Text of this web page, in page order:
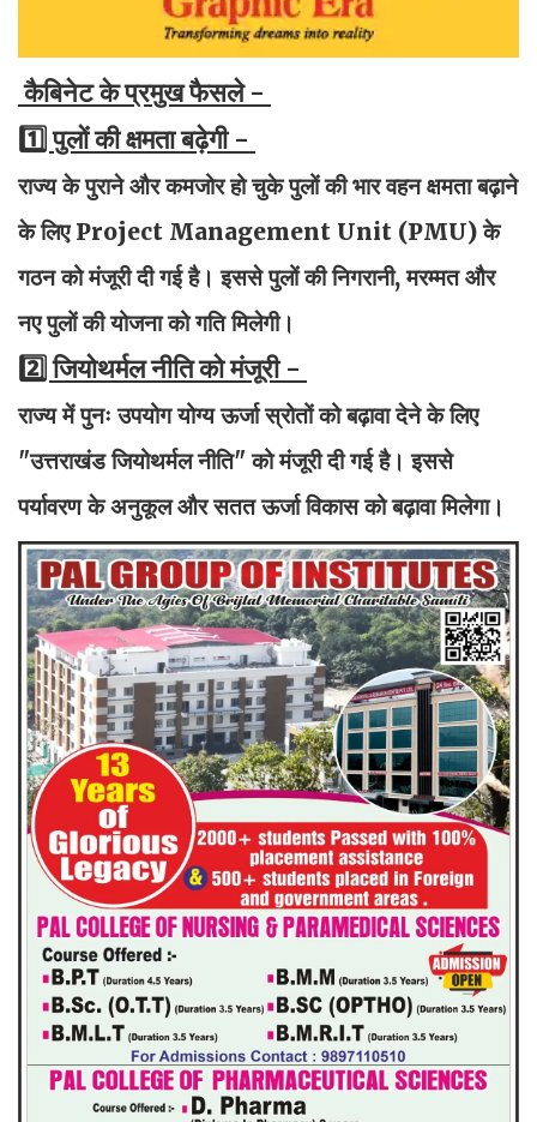
कैबिनेट के प्रमुख फैसले -
1️⃣ पुलों की क्षमता बढ़ेगी -
राज्य के पुराने और कमजोर हो चुके पुलों की भार वहन क्षमता बढ़ाने
के लिए Project Management Unit (PMU) के
गठन को मंजूरी दी गई है। इससे पुलों की निगरानी, मरम्मत और
नए पुलों की योजना को गति मिलेगी।
2️⃣ जियोथर्मल नीति को मंजूरी -
राज्य में पुनः उपयोग योग्य ऊर्जा स्रोतों को बढ़ावा देने के लिए
"उत्तराखंड जियोथर्मल नीति" को मंजूरी दी गई है। इससे
पर्यावरण के अनुकूल और सतत ऊर्जा विकास को बढ़ावा मिलेगा।